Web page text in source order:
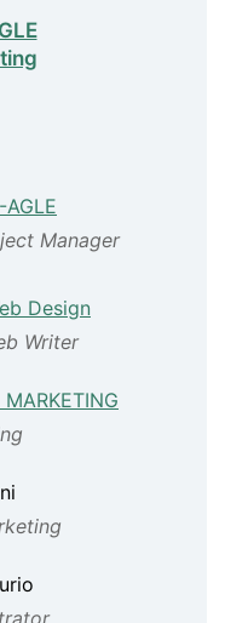
AGLE
Manager
Design
Writer
MARKETING